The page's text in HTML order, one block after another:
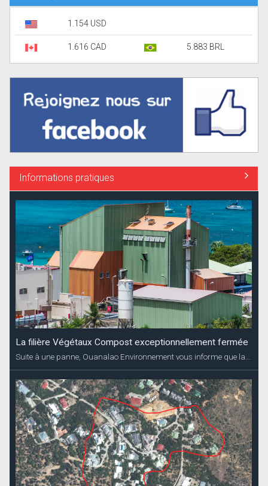
1.154 USD
1.616 CAD 5.883 BRL
Informations pratiques
La filière Végétaux Compost exceptionnellement fermée
Suite à une panne, Ouanalao Environnement vous informe que la...